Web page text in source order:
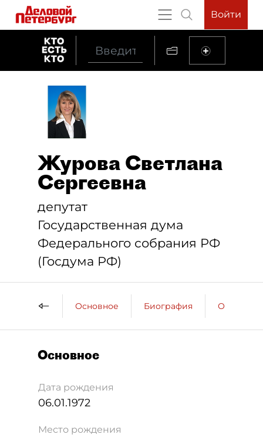
Войти
Журова Светлана
Сергеевна
депутат
Государственная дума
Федерального собрания РФ
(Госдума РФ)
Основное Биография
Основное
Дата рождения
06.01.1972
Место рождения